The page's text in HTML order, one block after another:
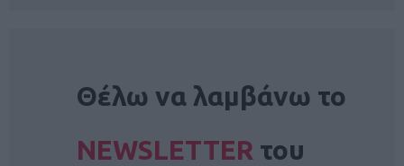
Θέλω να λαμβάνω το
NEWSLETTER του